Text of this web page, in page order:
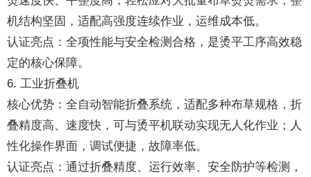
机结构坚固，适配高强度连续作业，运维成本低。
认证亮点：全项性能与安全检测合格，是烫平工序高效稳
定的核心保障。
6. 工业折叠机
核心优势：全自动智能折叠系统，适配多种布草规格，折
叠精度高、速度快，可与烫平机联动实现无人化作业；人
性化操作界面，调试便捷，故障率低。
认证亮点：通过折叠精度、运行效率、安全防护等检测，